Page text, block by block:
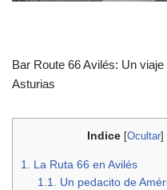
Bar Route 66 Avilés: Un
Asturias
Indice [Ocultar]
1. La Ruta 66 en Avilés
1.1. Un pedacito de